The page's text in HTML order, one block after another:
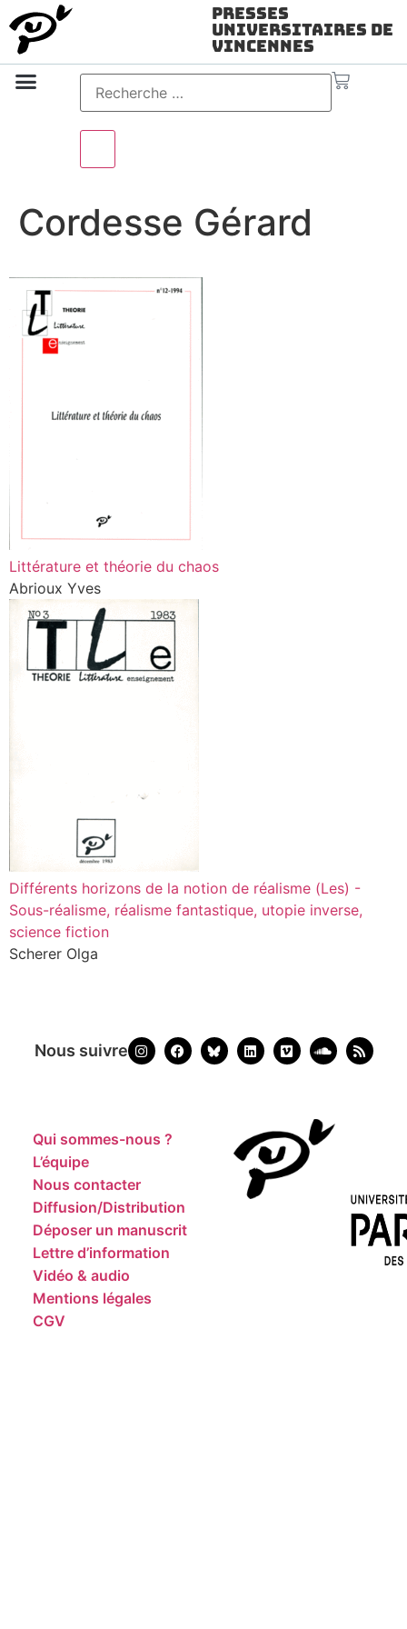
Presses
Universitaires de
Vincennes
Cordesse Gérard
Littérature et théorie du chaos
Abrioux Yves
Différents horizons de la notion de réalisme (Les) -
Sous-réalisme, réalisme fantastique, utopie inverse,
science fiction
Scherer Olga
Nous suivre
Qui sommes-nous ?
L’équipe
Nous contacter
Diffusion/Distribution
Déposer un manuscrit
Lettre d’information
Vidéo & audio
Mentions légales
CGV